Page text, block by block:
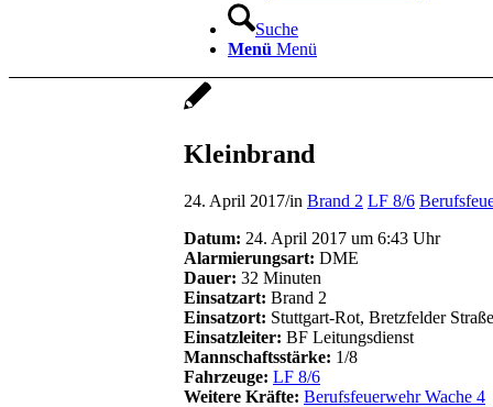
Suche
Menü Menü
Kleinbrand
24. April 2017/in Brand 2 LF 8/6
Datum: 24. April 2017 um 6:43 Uhr
Alarmierungsart: DME
Dauer: 32 Minuten
Einsatzart: Brand 2
Einsatzort: Stuttgart-Rot, Bretzfelder Straße
Einsatzleiter: BF Leitungsdienst
Mannschaftsstärke: 1/8
Fahrzeuge: LF 8/6
Weitere Kräfte: Berufsfeuerwehr Wache 4